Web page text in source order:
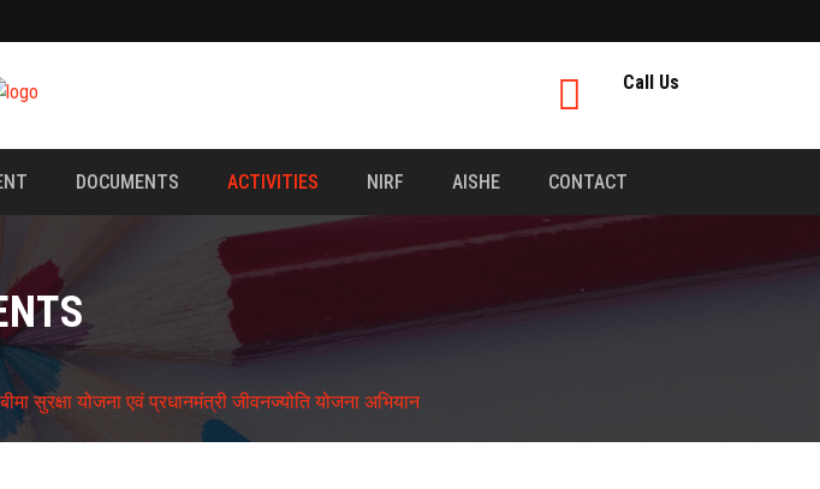
Call Us
DOCUMENTS ACTIVITIES NIRF AISHE CONTACT
सुरक्षा योजना एवं प्रधानमंत्री जीवनज्योति योजना अभियान